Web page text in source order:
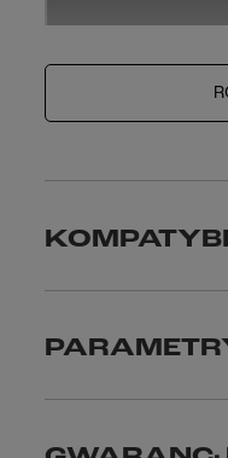
Kawasaki Versys-